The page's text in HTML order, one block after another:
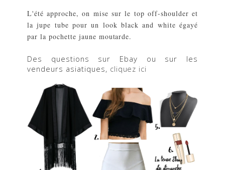
L'été approche, on mise sur le top off-shoulder et
la jupe tube pour un look black and white égayé
par la pochette jaune moutarde.
Des questions sur Ebay ou sur les
vendeurs asiatiques, cliquez ici